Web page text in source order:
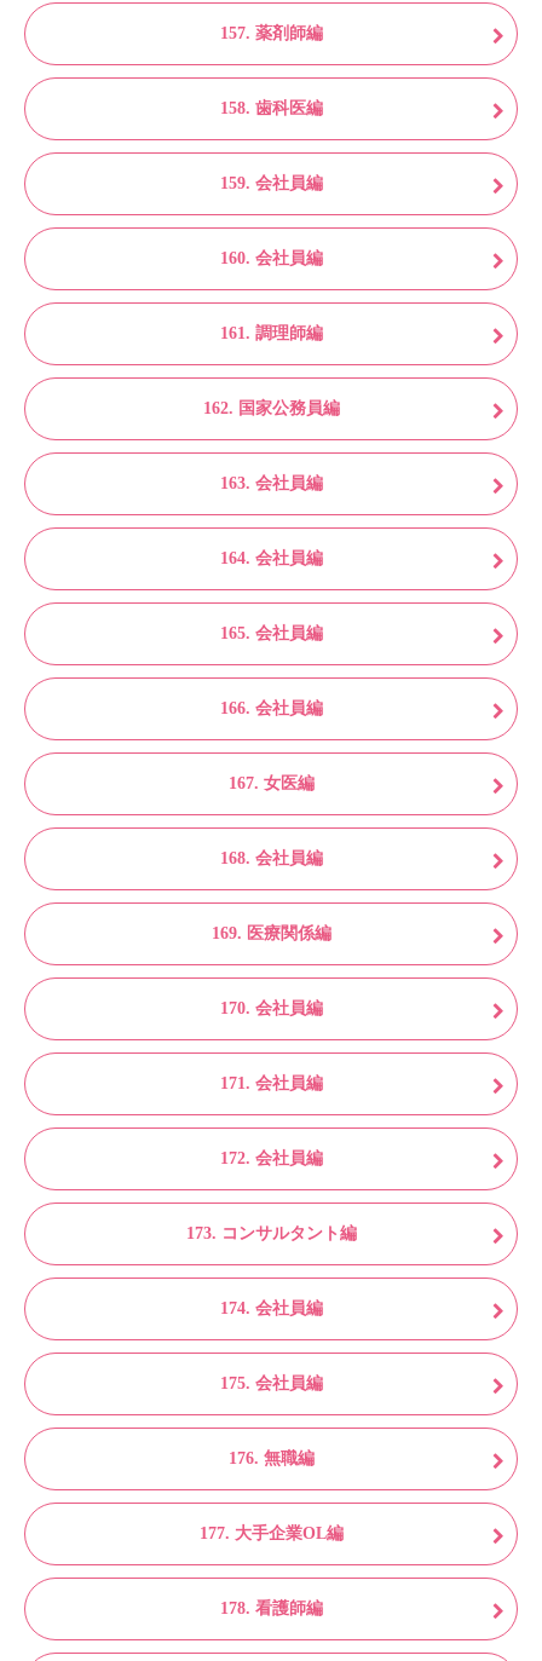
157. 薬剤師編
158. 歯科医編
159. 会社員編
160. 会社員編
161. 調理師編
162. 国家公務員編
163. 会社員編
164. 会社員編
165. 会社員編
166. 会社員編
167. 女医編
168. 会社員編
169. 医療関係編
170. 会社員編
171. 会社員編
172. 会社員編
173. コンサルタント編
174. 会社員編
175. 会社員編
176. 無職編
177. 大手企業OL編
178. 看護師編